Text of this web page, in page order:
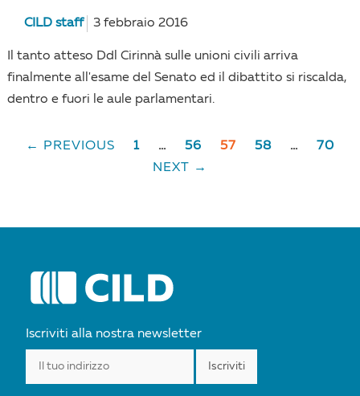
CILD staff 3 febbraio 2016
Il tanto atteso Ddl Cirinnà sulle unioni civili arriva
finalmente all'esame del Senato ed il dibattito si riscalda,
dentro e fuori le aule parlamentari.
NAVIGATION
← PREVIOUS 1 … 56 57 58 …
70
NEXT →
Iscriviti alla nostra newsletter